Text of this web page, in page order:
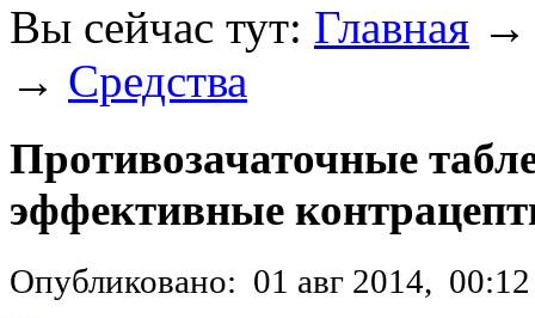
Вы сейчас тут: Главная
→ Средства
Противозачаточные
эффективные
Опубликовано: 01 авг 2014, 00:12